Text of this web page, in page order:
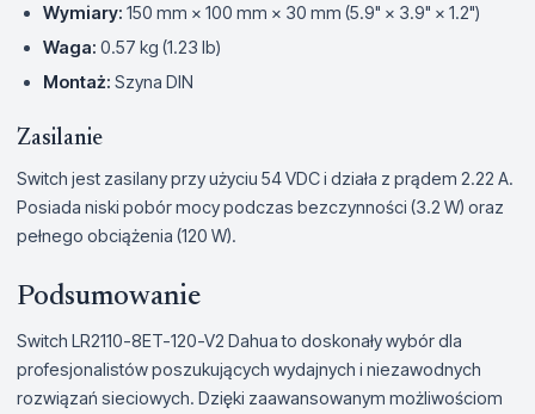
Wymiary: 150 mm × 100 mm × 30 mm (5.9" × 3.9" × 1.2")
Waga: 0.57 kg (1.23 lb)
Montaż: Szyna DIN
Zasilanie
Switch jest zasilany przy użyciu 54 VDC i działa z prądem 2.22 A.
Posiada niski pobór mocy podczas bezczynności (3.2 W) oraz
pełnego obciążenia (120 W).
Podsumowanie
Switch LR2110-8ET-120-V2 Dahua to doskonały wybór dla
profesjonalistów poszukujących wydajnych i niezawodnych
rozwiązań sieciowych. Dzięki zaawansowanym możliwościom